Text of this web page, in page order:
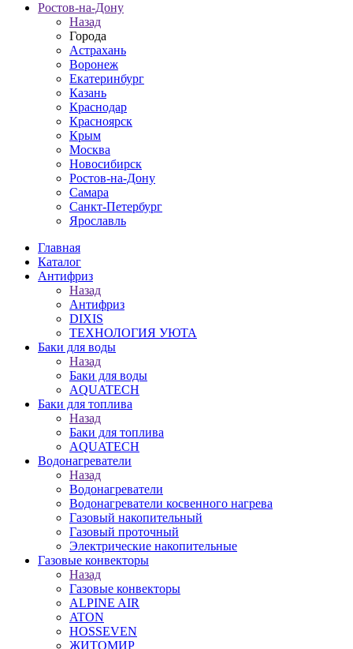
Ростов-на-Дону
Назад
Города
Астрахань
Воронеж
Екатеринбург
Казань
Краснодар
Красноярск
Крым
Москва
Новосибирск
Ростов-на-Дону
Самара
Санкт-Петербург
Ярославль
Главная
Каталог
Антифриз
Назад
Антифриз
DIXIS
ТЕХНОЛОГИЯ УЮТА
Баки для воды
Назад
Баки для воды
AQUATECH
Баки для топлива
Назад
Баки для топлива
AQUATECH
Водонагреватели
Назад
Водонагреватели
Водонагреватели косвенного нагрева
Газовый накопительный
Газовый проточный
Электрические накопительные
Газовые конвекторы
Назад
Газовые конвекторы
ALPINE AIR
ATON
HOSSEVEN
ЖИТОМИР